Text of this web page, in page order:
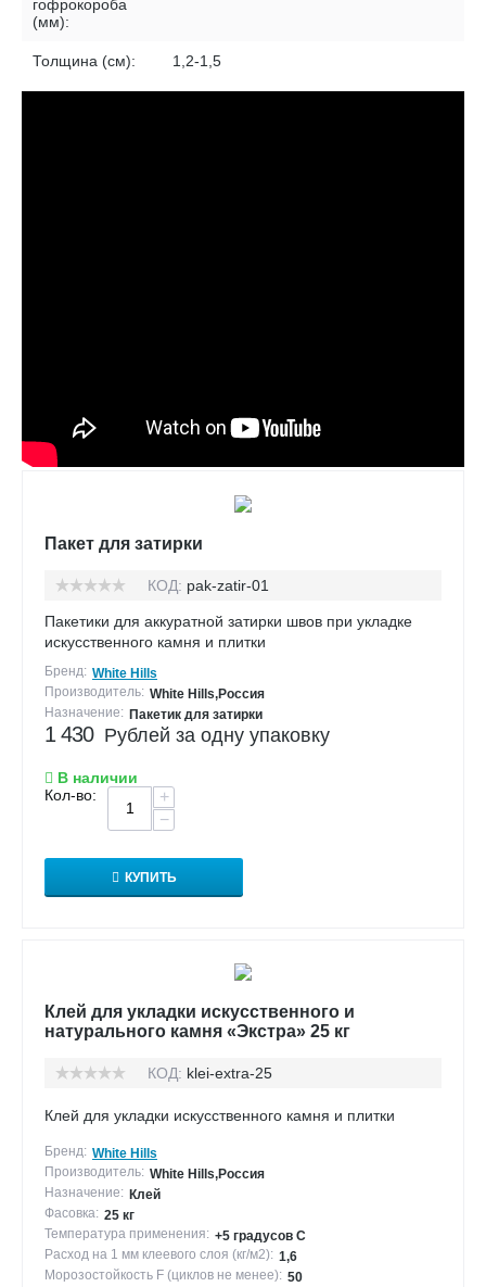
гофрокороба
(мм):
Толщина (см): 1,2-1,5
Пакет для затирки
КОД: pak-zatir-01
Пакетики для аккуратной затирки швов при укладке
искусственного камня и плитки
Бренд: White Hills
Производитель: White Hills,Россия
Назначение: Пакетик для затирки
1 430 Рублей за одну упаковку
В наличии
Кол-во:
+
−
КУПИТЬ
Клей для укладки искусственного и
натурального камня «Экстра» 25 кг
КОД: klei-extra-25
Клей для укладки искусственного камня и плитки
Бренд: White Hills
Производитель: White Hills,Россия
Назначение: Клей
Фасовка: 25 кг
Температура применения: +5 градусов С
Расход на 1 мм клеевого слоя (кг/м2): 1,6
Морозостойкость F (циклов не менее): 50